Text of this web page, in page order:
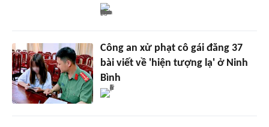
Công an xử phạt cô gái đăng 37
bài viết về 'hiện tượng lạ' ở Ninh
Bình